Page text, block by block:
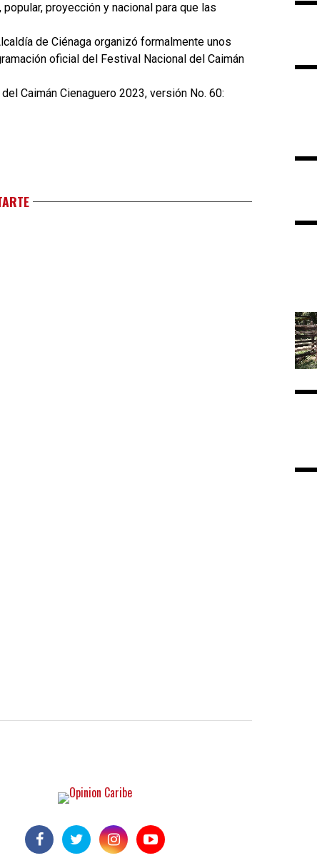
proyección y nacional para que las
de Ciénaga organizó formalmente unos
oficial del Festival Nacional del Caimán
Caimán Cienaguero 2023, versión No. 60: